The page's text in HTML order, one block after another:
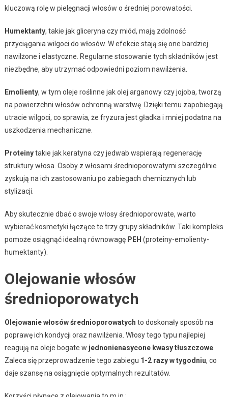
kluczową rolę w pielęgnacji włosów o średniej porowatości.
Humektanty, takie jak gliceryna czy miód, mają zdolność
przyciągania wilgoci do włosów. W efekcie stają się one bardziej
nawilżone i elastyczne. Regularne stosowanie tych składników jest
niezbędne, aby utrzymać odpowiedni poziom nawilżenia.
Emolienty, w tym oleje roślinne jak olej arganowy czy jojoba, tworzą
na powierzchni włosów ochronną warstwę. Dzięki temu zapobiegają
utracie wilgoci, co sprawia, że fryzura jest gładka i mniej podatna na
uszkodzenia mechaniczne.
Proteinytakie jak keratyna czy jedwab wspierają regenerację
struktury włosa. Osoby z włosami średnioporowatymi szczególnie
zyskują na ich zastosowaniu po zabiegach chemicznych lub
stylizacji.
Aby skutecznie dbać o swoje włosy średnioporowate, warto
wybierać kosmetyki łączące te trzy grupy składników. Taki kompleks
pomoże osiągnąć idealną równowagę PEH (proteiny-emolienty-
humektanty).
Olejowanie włosów
średnioporowatych
Olejowanie włosów średnioporowatych to doskonały sposób na
poprawę ich kondycji oraz nawilżenia. Włosy tego typu najlepiej
reagują na oleje bogate w jednonienasycone kwasy tłuszczowe.
Zaleca się przeprowadzenie tego zabiegu 1-2 razy w tygodniu, co
daje szansę na osiągnięcie optymalnych rezultatów.